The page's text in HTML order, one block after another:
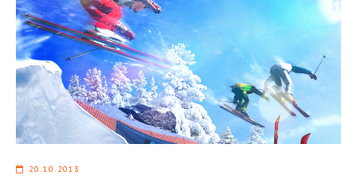
20.10.2013